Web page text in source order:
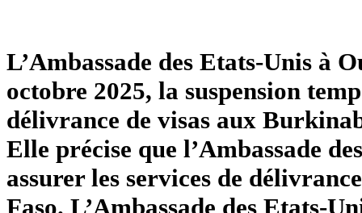
L’Ambassade des Etats-Unis à
octobre 2025, la suspension
délivrance de visas aux
Elle précise que l’Ambassade
assurer les services de
Faso. L’Ambassade des Etats-